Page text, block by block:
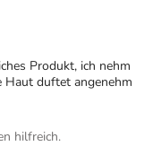
Produkt, ich nehm
Haut duftet angenehm
hilfreich.